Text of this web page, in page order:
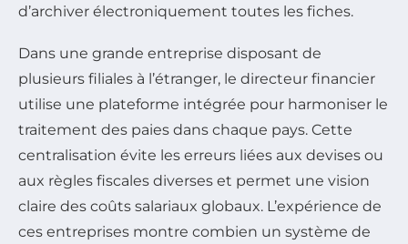
d’archiver électroniquement toutes les fiches.
Dans une grande entreprise disposant de
plusieurs filiales à l’étranger, le directeur financier
utilise une plateforme intégrée pour harmoniser le
traitement des paies dans chaque pays. Cette
centralisation évite les erreurs liées aux devises ou
aux règles fiscales diverses et permet une vision
claire des coûts salariaux globaux. L’expérience de
ces entreprises montre combien un système de